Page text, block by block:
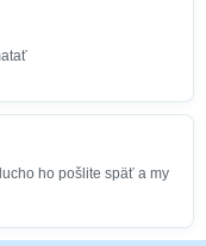
ho pošlite späť a my